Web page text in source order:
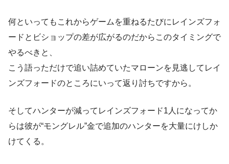
何といってもこれからゲームを重ねるたびにレインズフォ
ードとビショップの差が広がるのだからこのタイミングで
やるべきと、
こう語っただけで追い詰めていたマローンを見逃してレイ
ンズフォードのところにいって返り討ちですから。
そしてハンターが減ってレインズフォード1人になってか
らは彼が“モングレル”金で追加のハンターを大量にけしか
けてくる。